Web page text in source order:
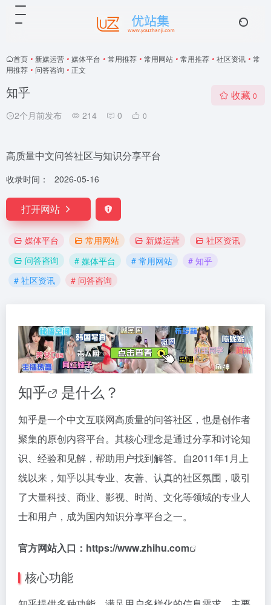
首页 • 新媒运营 • 媒体平台 • 常用推荐 • 常用网站 • 常用推荐 • 社区资讯 • 常
用推荐 • 问答咨询 • 正文
知乎
2个月前发布 214 0 0
收藏 0
高质量中文问答社区与知识分享平台
收录时间： 2026-05-16
打开网站
媒体平台 常用网站 新媒运营
社区资讯
问答咨询
# 媒体平台 # 常用网站
# 知乎
# 社区资讯
# 问答咨询
知乎 是什么？
知乎是一个中文互联网高质量的问答社区，也是创作者
聚集的原创内容平台。其核心理念是通过分享和讨论知
识、经验和见解，帮助用户找到解答。自2011年1月上
线以来，知乎以其专业、友善、认真的社区氛围，吸引
了大量科技、商业、影视、时尚、文化等领域的专业人
士和用户，成为国内知识分享平台之一。
官方网站入口： https://www.zhihu.com
核心功能